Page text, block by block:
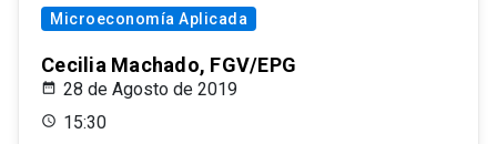
Microeconomía Aplicada
Cecilia Machado, FGV/EPG
28 de Agosto de 2019
15:30